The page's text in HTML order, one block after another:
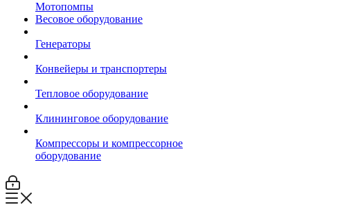
Мотопомпы
Весовое оборудование
Генераторы
Конвейеры и транспортеры
Тепловое оборудование
Клининговое оборудование
Компрессоры и компрессорное
оборудование